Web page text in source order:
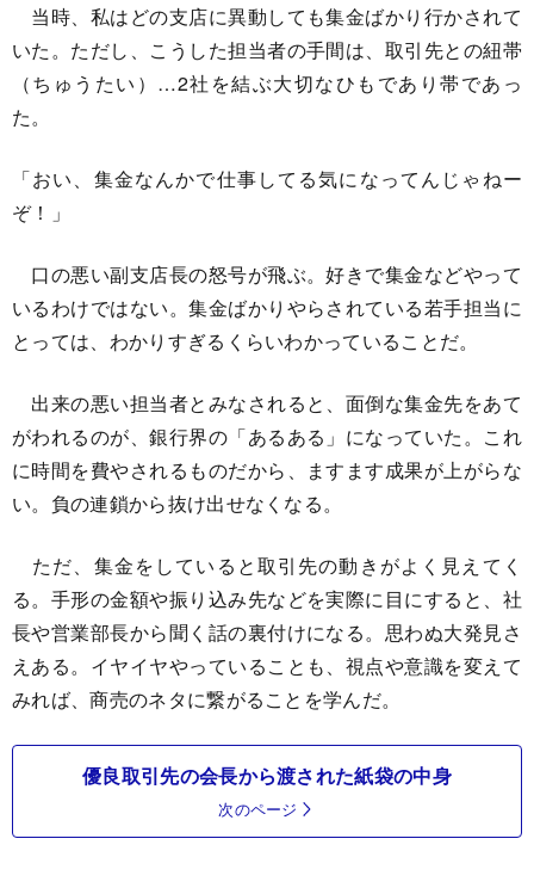
当時、私はどの支店に異動しても集金ばかり行かされて
いた。ただし、こうした担当者の手間は、取引先との紐帯
（ちゅうたい）…2社を結ぶ大切なひもであり帯であっ
た。
「おい、集金なんかで仕事してる気になってんじゃねー
ぞ！」
口の悪い副支店長の怒号が飛ぶ。好きで集金などやって
いるわけではない。集金ばかりやらされている若手担当に
とっては、わかりすぎるくらいわかっていることだ。
出来の悪い担当者とみなされると、面倒な集金先をあて
がわれるのが、銀行界の「あるある」になっていた。これ
に時間を費やされるものだから、ますます成果が上がらな
い。負の連鎖から抜け出せなくなる。
ただ、集金をしていると取引先の動きがよく見えてく
る。手形の金額や振り込み先などを実際に目にすると、社
長や営業部長から聞く話の裏付けになる。思わぬ大発見さ
えある。イヤイヤやっていることも、視点や意識を変えて
みれば、商売のネタに繋がることを学んだ。
優良取引先の会長から渡された紙袋の中身
次のページ